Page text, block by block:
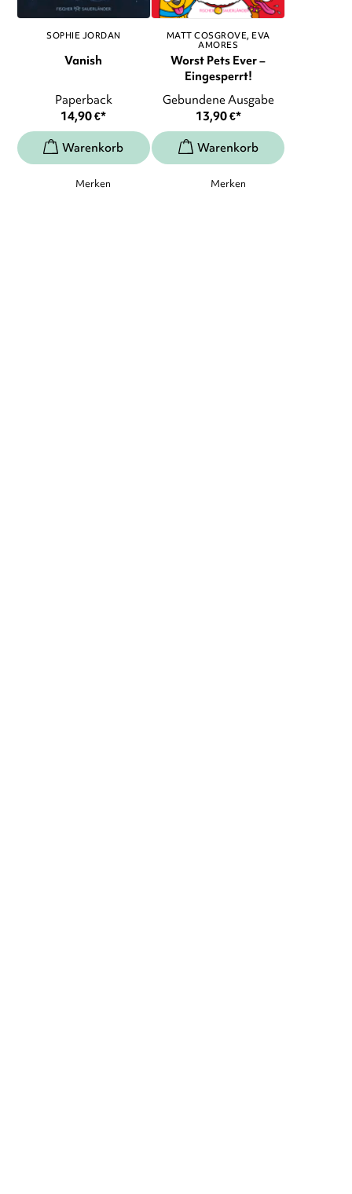
SOPHIE JORDAN
Vanish
Paperback
14,90€*
Merken
MATT COSGROVE EVA
AMORES
Worst Pets Ever –
Eingesperrt!
Gebundene Ausgabe
13,90€*
Merken